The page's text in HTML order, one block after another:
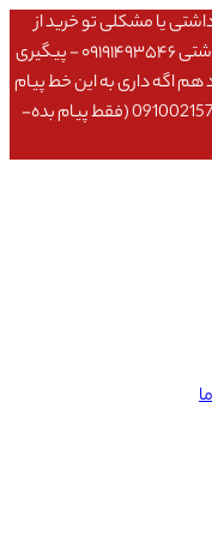
یا مشکلی تو خرید از
سایت ۰۹۱۰۹۸۰۸۵۶۵- مشکلی بعد از خریدت داشتی ۰۹۱۹۱۴۹۳۵۴۶ - پیگیری
یا پیشنهاد هم اگه داری به این خط پیام
بده مستقیم میره تو صندوق پیام مدیرعامل 09100215792 (فقط پیام بده-